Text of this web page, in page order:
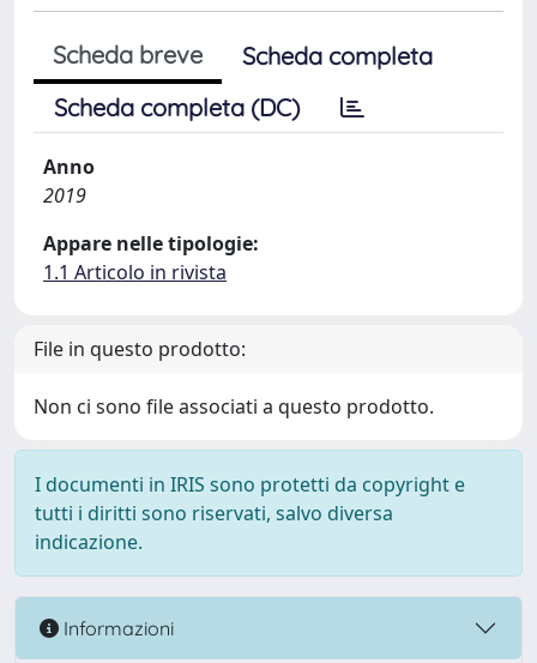
Scheda breve
Scheda completa
Scheda completa (DC)
Anno
2019
Appare nelle tipologie:
1.1 Articolo in rivista
File in questo prodotto:
Non ci sono file associati a questo prodotto.
I documenti in IRIS sono protetti da copyright e
tutti i diritti sono riservati, salvo diversa
indicazione.
Informazioni